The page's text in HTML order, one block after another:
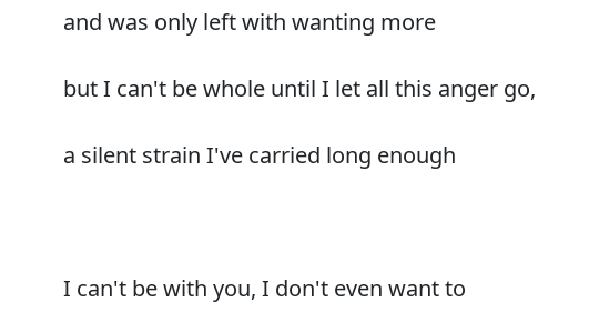
and was only left with wanting more
but I can't be whole until I let all this anger go,
a silent strain I've carried long enough
I can't be with you, I don't even want to